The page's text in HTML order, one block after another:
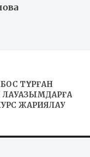
ТҰРҒАН
ЛАУАЗЫМДАРҒА
ЖАРИЯЛАУ